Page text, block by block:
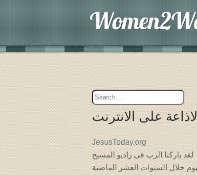
على الانترنت
JesusToday.org
لقد باركنا الرب في راديو المسيح
خلال السنوات العشر الماضية